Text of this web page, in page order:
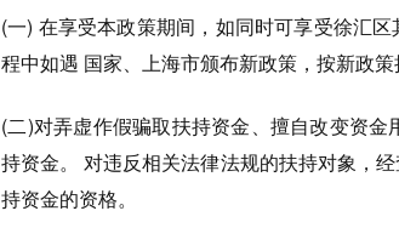
(一) 在享受本政策期间，如同时可享受徐汇
程中如遇 国家、上海市颁布新政策，按新政策
(二)对弄虚作假骗取扶持资金、擅自改变资
持资金。 对违反相关法律法规的扶持对象，
持资金的资格。